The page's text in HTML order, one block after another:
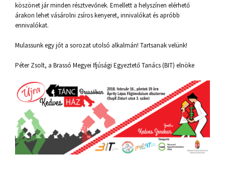
köszönet jár minden résztvevőnek. Emellett a helyszínen elérhető
árakon lehet vásárolni zsíros kenyeret, innivalókat és apróbb
ennivalókat.
Mulassunk egy jót a sorozat utolsó alkalmán! Tartsanak velünk!
Péter Zsolt, a Brassó Megyei Ifjúsági Egyeztető Tanács (BIT) elnöke